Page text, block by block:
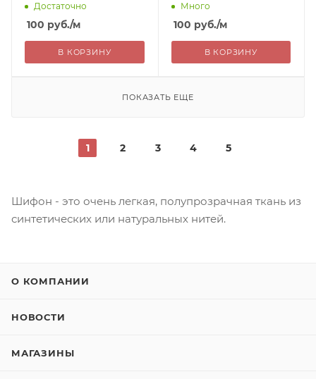
Достаточно
100 руб./м
В КОРЗИНУ
Много
100 руб./м
В КОРЗИНУ
ПОКАЗАТЬ ЕЩЕ
1 2 3 4 5
Шифон - это очень легкая, полупрозрачная ткань из
синтетических или натуральных нитей.
О КОМПАНИИ
НОВОСТИ
МАГАЗИНЫ